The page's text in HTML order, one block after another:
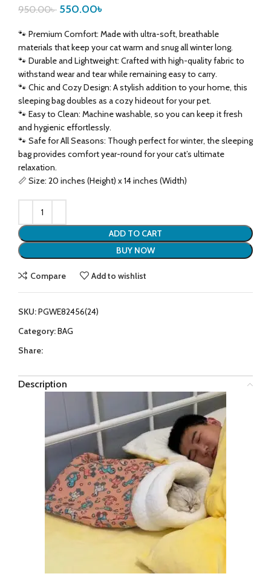
950.00৳ 550.00৳
🐾 Premium Comfort: Made with ultra-soft, breathable
materials that keep your cat warm and snug all winter long.
🐾 Durable and Lightweight: Crafted with high-quality fabric to
withstand wear and tear while remaining easy to carry.
🐾 Chic and Cozy Design: A stylish addition to your home, this
sleeping bag doubles as a cozy hideout for your pet.
🐾 Easy to Clean: Machine washable, so you can keep it fresh
and hygienic effortlessly.
🐾 Safe for All Seasons: Though perfect for winter, the sleeping
bag provides comfort year-round for your cat’s ultimate
relaxation.
📏 Size: 20 inches (Height) x 14 inches (Width)
ADD TO CART
BUY NOW
Compare Add to wishlist
SKU:PGWE82456(24)
Category:BAG
Share:
Description